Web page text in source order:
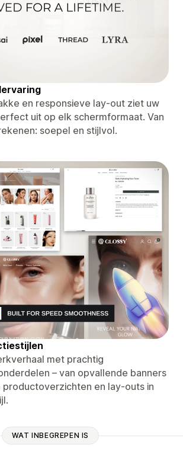
en responsieve lay-out ziet uw
uit op elk schermformaat. Van
soepel en stijlvol.
met prachtig
– van opvallende banners
en lay-outs in
WAT INBEGREPEN IS